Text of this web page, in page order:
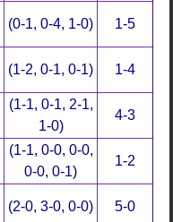
(0-1, 0-4, 1-0) 1-5
(1-2, 0-1, 0-1) 1-4
(1-1, 0-1, 2-1,
1-0)
4-3
(1-1, 0-0, 0-0,
0-0, 0-1)
1-2
(2-0, 3-0, 0-0) 5-0